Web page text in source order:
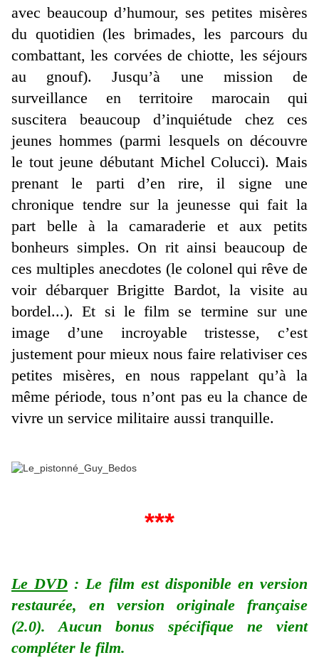
avec beaucoup d’humour, ses petites misères
du quotidien (les brimades, les parcours du
combattant, les corvées de chiotte, les séjours
au gnouf). Jusqu’à une mission de
surveillance en territoire marocain qui
suscitera beaucoup d’inquiétude chez ces
jeunes hommes (parmi lesquels on découvre
le tout jeune débutant Michel Colucci). Mais
prenant le parti d’en rire, il signe une
chronique tendre sur la jeunesse qui fait la
part belle à la camaraderie et aux petits
bonheurs simples. On rit ainsi beaucoup de
ces multiples anecdotes (le colonel qui rêve de
voir débarquer Brigitte Bardot, la visite au
bordel...). Et si le film se termine sur une
image d’une incroyable tristesse, c’est
justement pour mieux nous faire relativiser ces
petites misères, en nous rappelant qu’à la
même période, tous n’ont pas eu la chance de
vivre un service militaire aussi tranquille.
***
Le DVD : Le film est disponible en version
restaurée, en version originale française
(2.0). Aucun bonus spécifique ne vient
compléter le film.